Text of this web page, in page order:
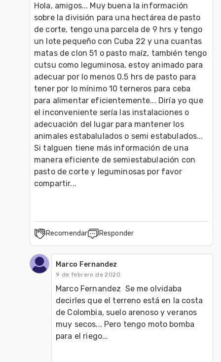
Hola, amigos... Muy buena la información
sobre la división para una hectárea de pasto
de corte, tengo una parcela de 9 hrs y tengo
un lote pequeño con Cuba 22 y una cuantas
matas de clon 51 o pasto maíz, también tengo
cutsu como leguminosa, estoy animado para
adecuar por lo menos 0.5 hrs de pasto para
tener por lo mínimo 10 terneros para ceba
para alimentar eficientemente... Diría yo que
el inconveniente sería las instalaciones o
adecuación del lugar para mantener los
animales estabalulados o semi estabulados...
Si talguen tiene más información de una
manera eficiente de semiestabulación con
pasto de corte y leguminosas por favor
compartir...
Recomendar Responder
Marco Fernandez
9 de febrero de 2020
Marco Fernandez  Se me olvidaba
decirles que el terreno está en la costa
de Colombia, suelo arenoso y veranos
muy secos... Pero tengo moto bomba
para el riego...